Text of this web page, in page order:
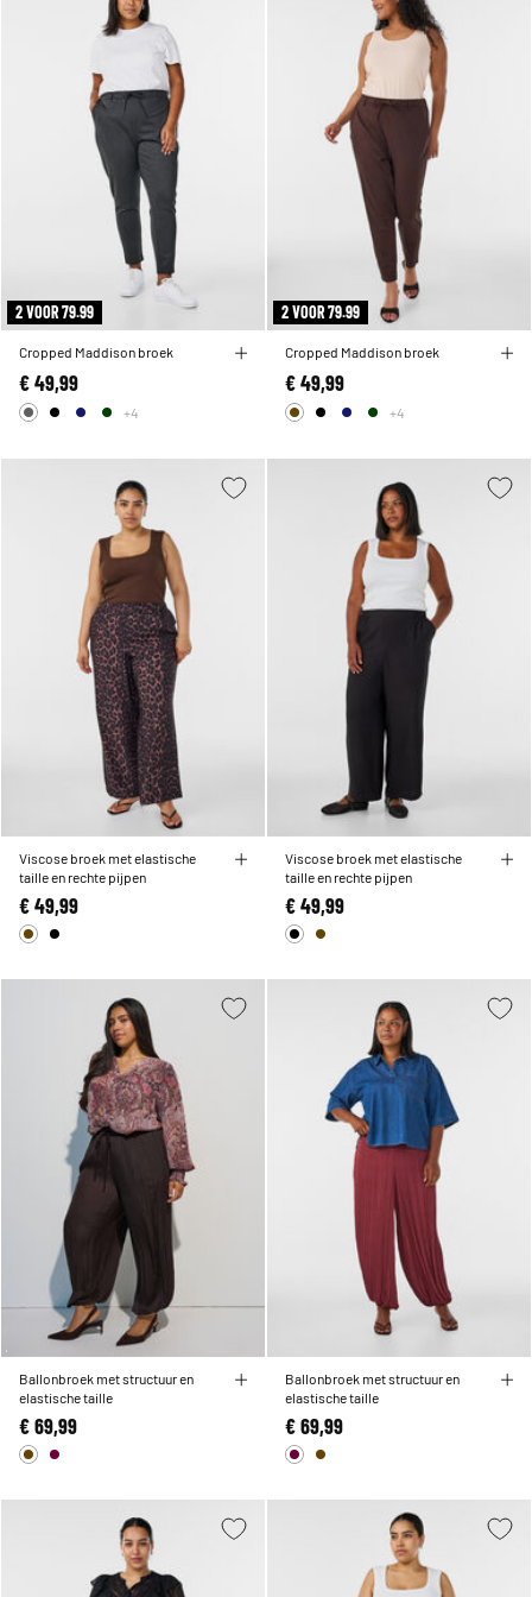
2 VOOR 79.99
Cropped Maddison broek
€ 49,99
+4
2 VOOR 79.99
Cropped Maddison broek
€ 49,99
+4
Viscose broek met elastische
taille en rechte pijpen
€ 49,99
Viscose broek met elastische
taille en rechte pijpen
€ 49,99
Ballonbroek met structuur en
elastische taille
€ 69,99
Ballonbroek met structuur en
elastische taille
€ 69,99